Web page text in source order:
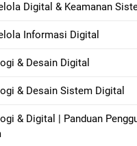
Digital & Keamanan
Informasi Digital
& Desain Digital
& Desain Sistem Digital
& Digital | Panduan